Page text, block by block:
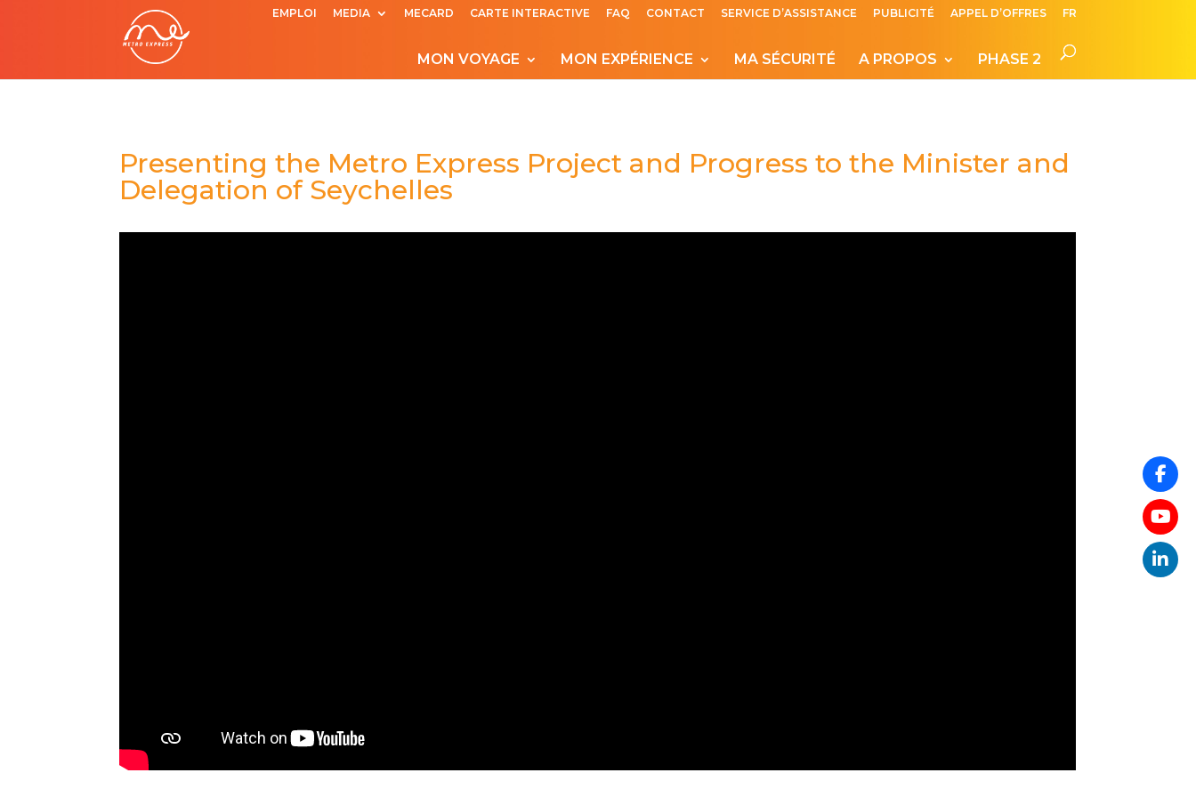
EMPLOI MEDIA MECARD CARTE INTERACTIVE FAQ CONTACT SERVICE D’ASSISTANCE PUBLICITÉ APPEL D’OFFRES FR
MON VOYAGE MON EXPÉRIENCE MA SÉCURITÉ A PROPOS PHASE 2
Presenting the Metro Express Project and Progress to the Minister and
Delegation of Seychelles